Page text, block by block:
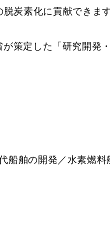
炭素化に貢献でき
策定した「研究開発
船舶の開発／水素燃